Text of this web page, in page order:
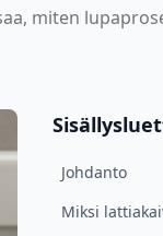
miten
Johdanto
Miksi